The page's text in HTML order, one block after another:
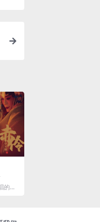
的全